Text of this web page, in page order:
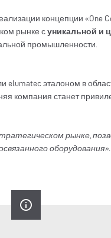
концепции «One
рынке с уникальной и
промышленности.
elumatec эталоном в
компания станет
рынке,
оборудования».
info_outline